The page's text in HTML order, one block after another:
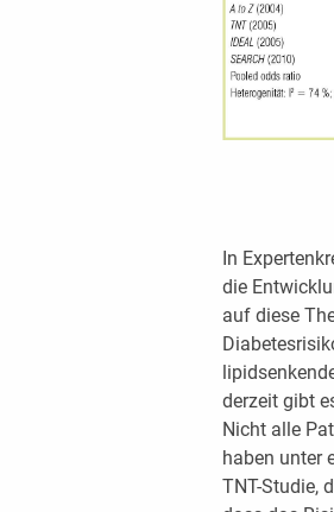
In
die
auf diese
derzeit gibt
Nicht alle
haben unter
TNT-Studie,